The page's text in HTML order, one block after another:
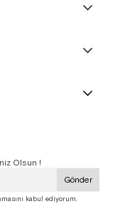
Olsun !
Gönder
kabul ediyorum.